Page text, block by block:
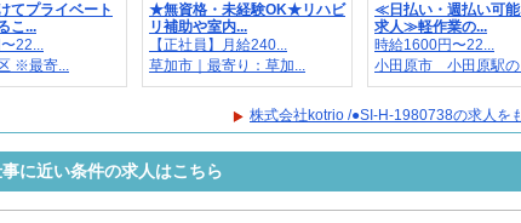
てプライベート
こ...
22...
※最寄...
★無資格・未経験OK★リハビ
リ補助や室内...
【正社員】月給240...
草加市｜最寄り：草加...
≪日払い・週払い可
求人≫軽作業の...
時給1600円〜22...
小田原市 小田原駅の
株式会社kotrio /●SI-H-1980738の求人を
に近い条件の求人はこちら